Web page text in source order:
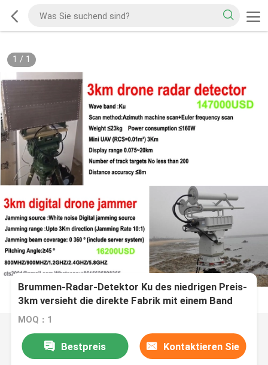
1 / 1
Brummen-Radar-Detektor Ku des niedrigen Preis-
3km versieht die direkte Fabrik mit einem Band
MOQ：1
Bestpreis Kontaktieren Sie